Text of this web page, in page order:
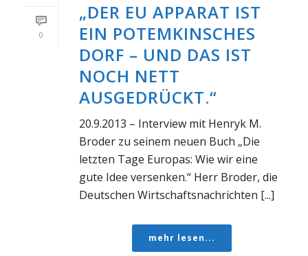
0
„DER EU APPARAT IST
EIN POTEMKINSCHES
DORF – UND DAS IST
NOCH NETT
AUSGEDRÜCKT.“
20.9.2013 – Interview mit Henryk M.
Broder zu seinem neuen Buch „Die
letzten Tage Europas: Wie wir eine
gute Idee versenken.“ Herr Broder, die
Deutschen Wirtschaftsnachrichten [...]
mehr lesen...